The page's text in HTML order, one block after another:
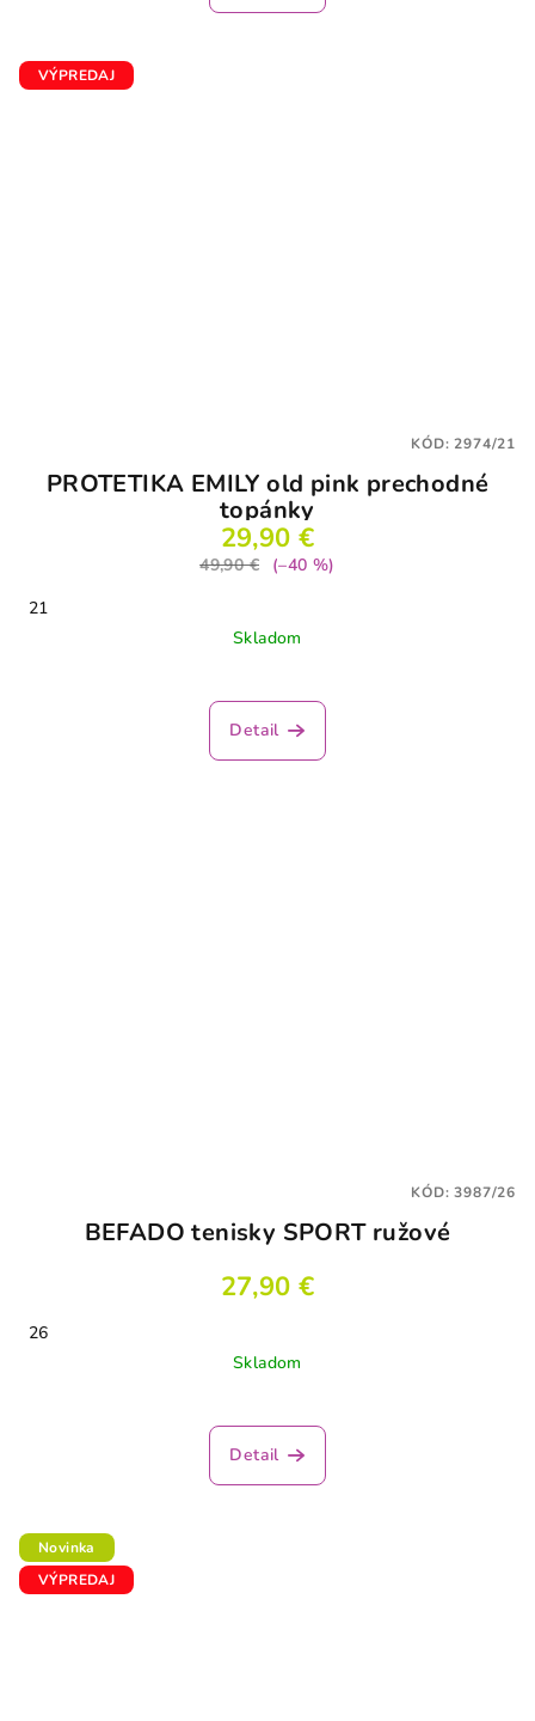
VÝPREDAJ
PROTETIKA EMILY old pink prechodné
topánky
29,90 €
49,90 €
(–40 %)
21
Skladom
Detail
KÓD:2974/21
BEFADO tenisky SPORT ružové
27,90 €
26
Skladom
Detail
KÓD:3987/26
Novinka
VÝPREDAJ